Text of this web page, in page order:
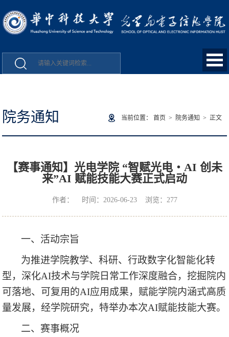
院务通知 当前位置： 首页 > 院务通知 > 正文
【赛事通知】光电学院 “智赋光电・AI 创未
来”AI 赋能技能大赛正式启动
作者： 时间：2026-06-23 浏览： 277
一、活动宗旨
为推进学院教学、科研、行政数字化智能化转
型，深化AI技术与学院日常工作深度融合，挖掘院内
可落地、可复用的AI应用成果，赋能学院内涵式高质
量发展，经学院研究，特举办本次AI赋能技能大赛。
二、赛事概况